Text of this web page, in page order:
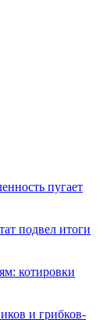
пугает
подвел итоги
котировки
и грибков-